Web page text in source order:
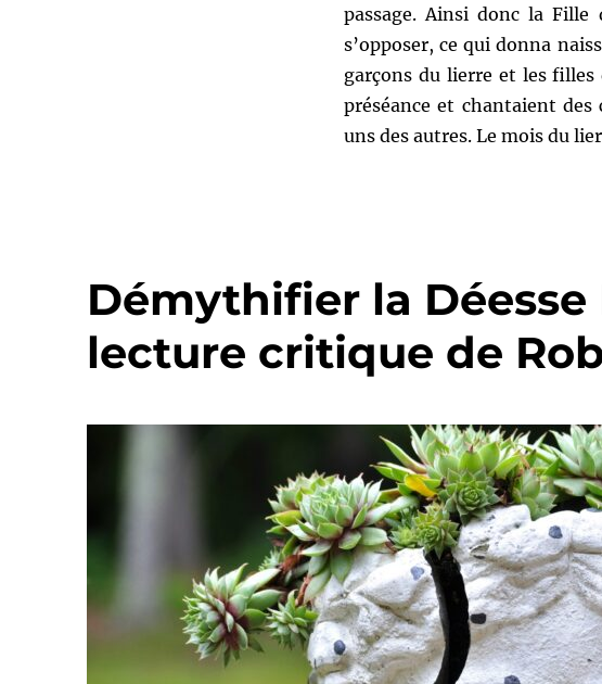
passage. Ainsi donc la
s’opposer, ce qui donna
garçons du lierre et les
préséance et chantaient des
uns des autres. Le mois du
Démythifier la Déesse
lecture critique de